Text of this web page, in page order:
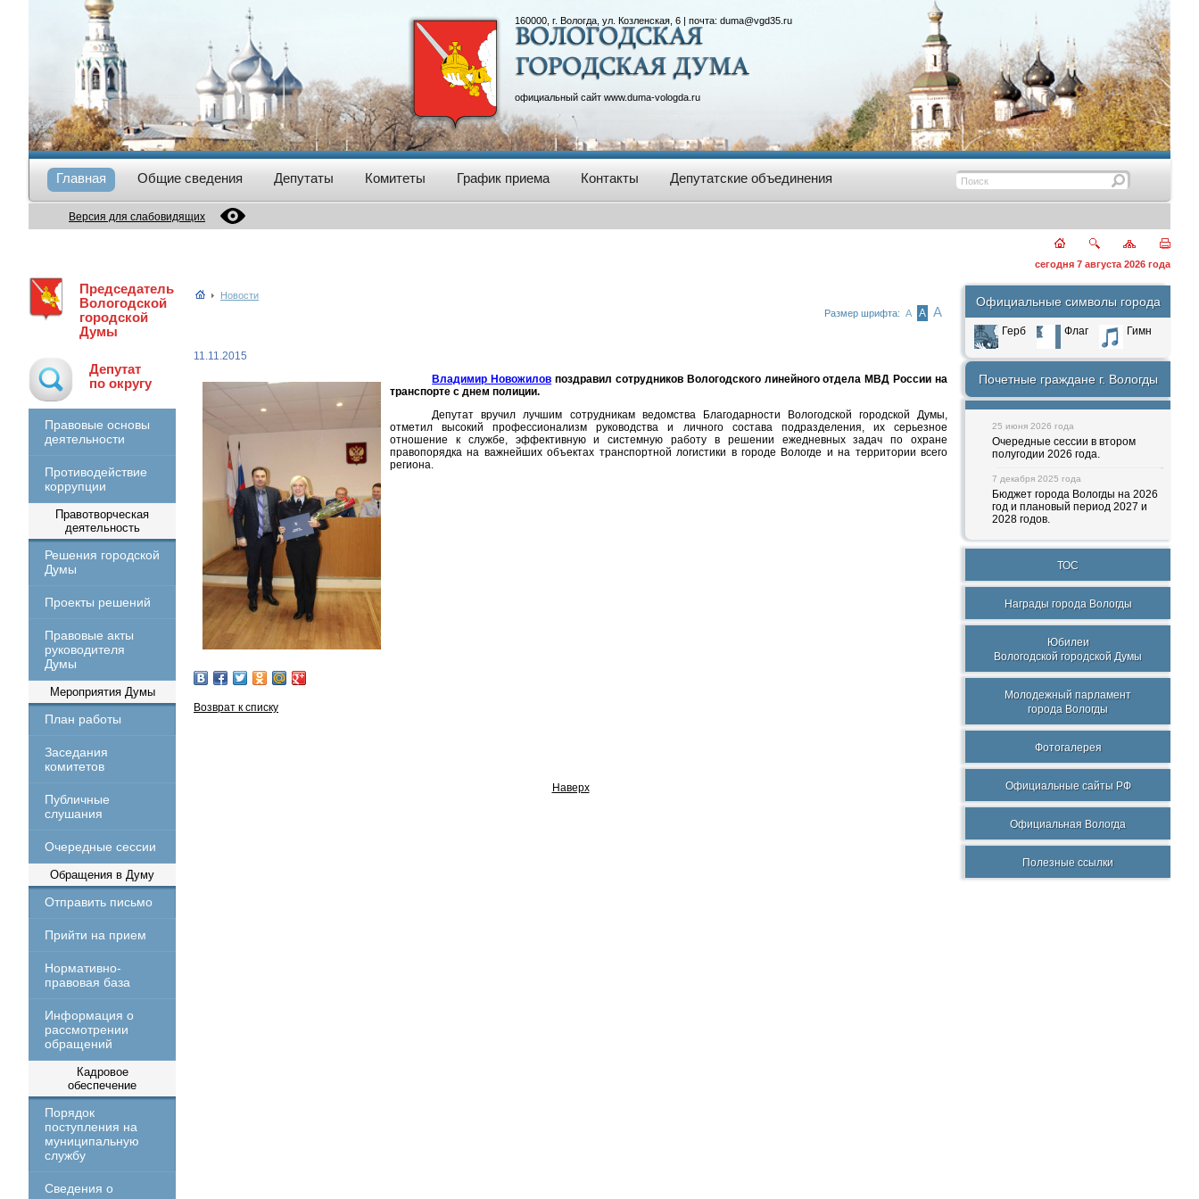
160000, г. Вологда, ул. Козленская, 6 | почта: duma@vgd35.ru
официальный сайт www.duma-vologda.ru
Главная Общие сведения Депутаты Комитеты График приема Контакты Депутатские объединения
Версия для слабовидящих
сегодня 7 августа 2026 года
Председатель
Вологодской
городской
Думы
Депутат
по округу
Правовые основы
деятельности
Противодействие
коррупции
Правотворческая
деятельность
Решения городской
Думы
Проекты решений
Правовые акты
руководителя
Думы
Мероприятия Думы
План работы
Заседания
комитетов
Публичные
слушания
Очередные сессии
Обращения в Думу
Отправить письмо
Прийти на прием
Нормативно-
правовая база
Информация о
рассмотрении
обращений
Кадровое
обеспечение
Порядок
поступления на
муниципальную
службу
Сведения о
Новости
Размер шрифта: А А А
11.11.2015
Владимир Новожилов поздравил сотрудников Вологодского линейного отдела МВД России на
транспорте с днем полиции.
Депутат вручил лучшим сотрудникам ведомства Благодарности Вологодской городской Думы,
отметил высокий профессионализм руководства и личного состава подразделения, их серьезное
отношение к службе, эффективную и системную работу в решении ежедневных задач по охране
правопорядка на важнейших объектах транспортной логистики в городе Вологде и на территории всего
региона.
Возврат к списку
Наверх
Официальные символы города
Герб Флаг Гимн
Почетные граждане г. Вологды
25 июня 2026 года
Очередные сессии в втором
полугодии 2026 года.
7 декабря 2025 года
Бюджет города Вологды на 2026
год и плановый период 2027 и
2028 годов.
ТОС
Награды города Вологды
Юбилеи
Вологодской городской Думы
Молодежный парламент
города Вологды
Фотогалерея
Официальные сайты РФ
Официальная Вологда
Полезные ссылки